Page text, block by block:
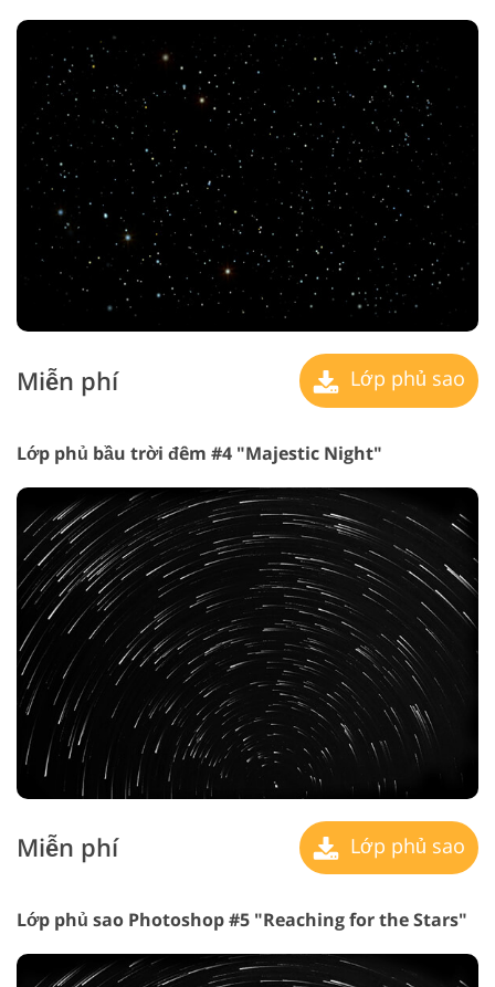
Miễn phí Lớp phủ sao
Lớp phủ bầu trời đêm #4 "Majestic Night"
Miễn phí Lớp phủ sao
Lớp phủ sao Photoshop #5 "Reaching for the Stars"